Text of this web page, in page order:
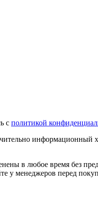
с политикой
информационный
в любое время без
у менеджеров перед